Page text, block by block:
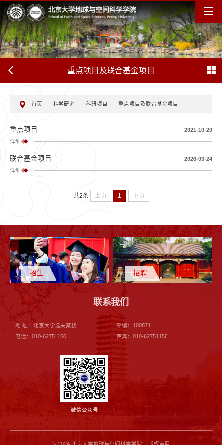
重点项目及联合基金项目
首页 - 科学研究 - 科研项目 - 重点项目及联合基金项目
重点项目
2021-10-20
详细
联合基金项目
2026-03-24
详细
共2条 上页 1 下页
招生 招聘
联系我们
地 址：北京大学逸夫贰楼
邮编：100871
电话：010-62751150
传真：010-62751150
微信公众号
© 2024 北京大学地球与空间科学学院 版权声明